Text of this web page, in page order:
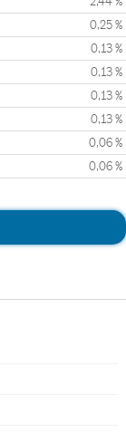
0,25 %
0,13 %
0,13 %
0,13 %
0,13 %
0,06 %
0,06 %